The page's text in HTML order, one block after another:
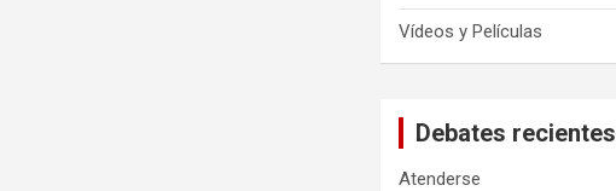
Vídeos y Películas
Debates recientes
Atenderse